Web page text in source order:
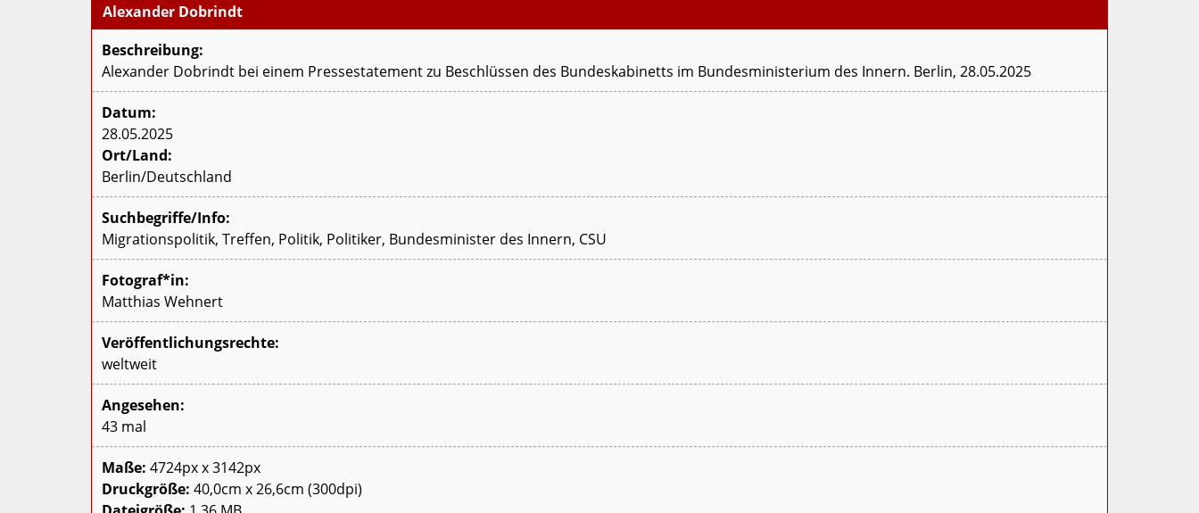
Alexander Dobrindt
Beschreibung:
Alexander Dobrindt bei einem Pressestatement zu Beschlüssen des Bundeskabinetts im Bundesministerium des Innern. Berlin, 28.05.2025
Datum:
28.05.2025
Ort/Land:
Berlin/Deutschland
Suchbegriffe/Info:
Migrationspolitik, Treffen, Politik, Politiker, Bundesminister des Innern, CSU
Fotograf*in:
Matthias Wehnert
Veröffentlichungsrechte:
weltweit
Angesehen:
43 mal
Maße: 4724px x 3142px
Druckgröße: 40,0cm x 26,6cm (300dpi)